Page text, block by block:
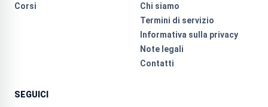
Corsi
Chi siamo
Termini di servizio
Informativa sulla privacy
Note legali
Contatti
SEGUICI